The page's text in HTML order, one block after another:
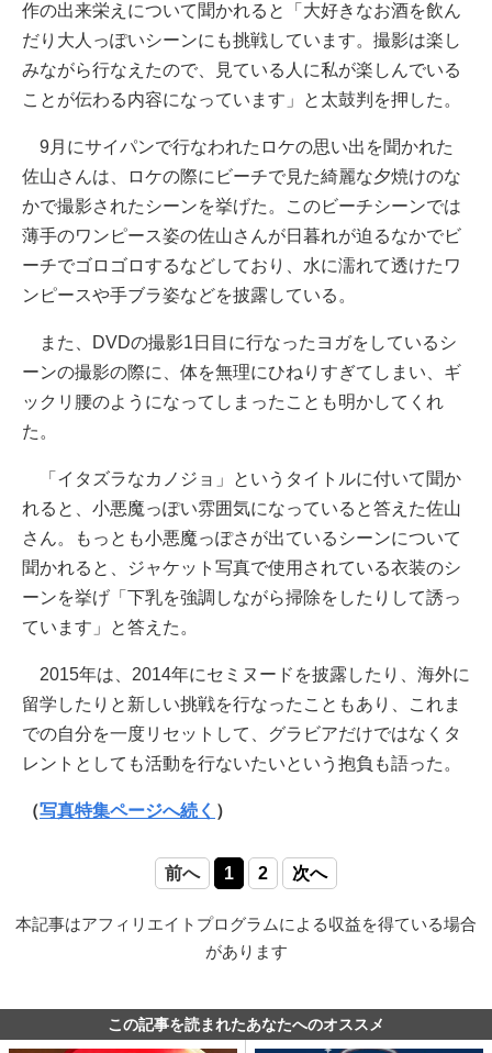
作の出来栄えについて聞かれると「大好きなお酒を飲ん
だり大人っぽいシーンにも挑戦しています。撮影は楽し
みながら行なえたので、見ている人に私が楽しんでいる
ことが伝わる内容になっています」と太鼓判を押した。
9月にサイパンで行なわれたロケの思い出を聞かれた
佐山さんは、ロケの際にビーチで見た綺麗な夕焼けのな
かで撮影されたシーンを挙げた。このビーチシーンでは
薄手のワンピース姿の佐山さんが日暮れが迫るなかでビ
ーチでゴロゴロするなどしており、水に濡れて透けたワ
ンピースや手ブラ姿などを披露している。
また、DVDの撮影1日目に行なったヨガをしているシ
ーンの撮影の際に、体を無理にひねりすぎてしまい、ギ
ックリ腰のようになってしまったことも明かしてくれ
た。
「イタズラなカノジョ」というタイトルに付いて聞か
れると、小悪魔っぽい雰囲気になっていると答えた佐山
さん。もっとも小悪魔っぽさが出ているシーンについて
聞かれると、ジャケット写真で使用されている衣装のシ
ーンを挙げ「下乳を強調しながら掃除をしたりして誘っ
ています」と答えた。
2015年は、2014年にセミヌードを披露したり、海外に
留学したりと新しい挑戦を行なったこともあり、これま
での自分を一度リセットして、グラビアだけではなくタ
レントとしても活動を行ないたいという抱負も語った。
（写真特集ページへ続く ）
前へ 1 2 次へ
本記事はアフィリエイトプログラムによる収益を得ている場合
があります
この記事を読まれたあなたへのオススメ